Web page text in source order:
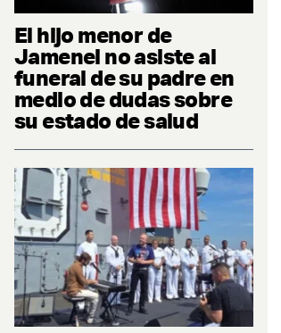
El hijo menor de
Jamenei no asiste al
funeral de su padre en
medio de dudas sobre
su estado de salud